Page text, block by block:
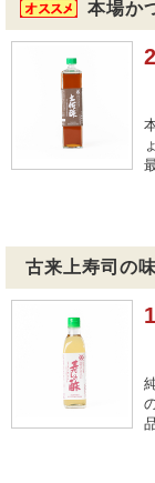
本場か
古来上寿司の